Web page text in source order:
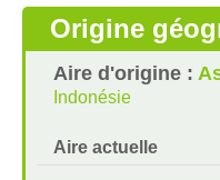
Origine
Aire d'origine :
Indonésie
Aire actuelle